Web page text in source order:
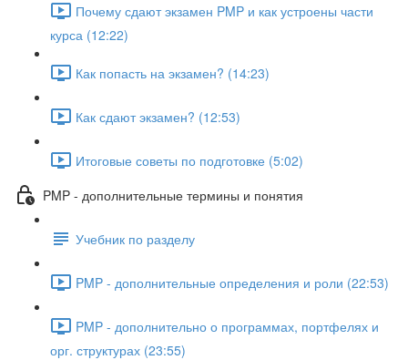
Почему сдают экзамен PMP и как устроены части
курса (12:22)
Как попасть на экзамен? (14:23)
Как сдают экзамен? (12:53)
Итоговые советы по подготовке (5:02)
PMP - дополнительные термины и понятия
Учебник по разделу
PMP - дополнительные определения и роли (22:53)
PMP - дополнительно о программах, портфелях и
орг. структурах (23:55)